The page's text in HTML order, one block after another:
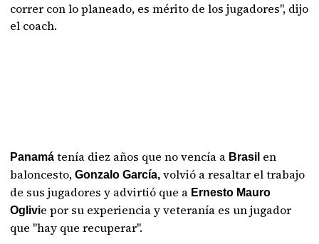
correr con lo planeado, es mérito de los jugadores", dijo
el coach.
Panamá tenía diez años que no vencía a Brasil en
baloncesto,Gonzalo García, volvió a resaltar el trabajo
de sus jugadores y advirtió que a Ernesto Mauro
Oglivie por su experiencia y veteranía es un jugador
que "hay que recuperar".